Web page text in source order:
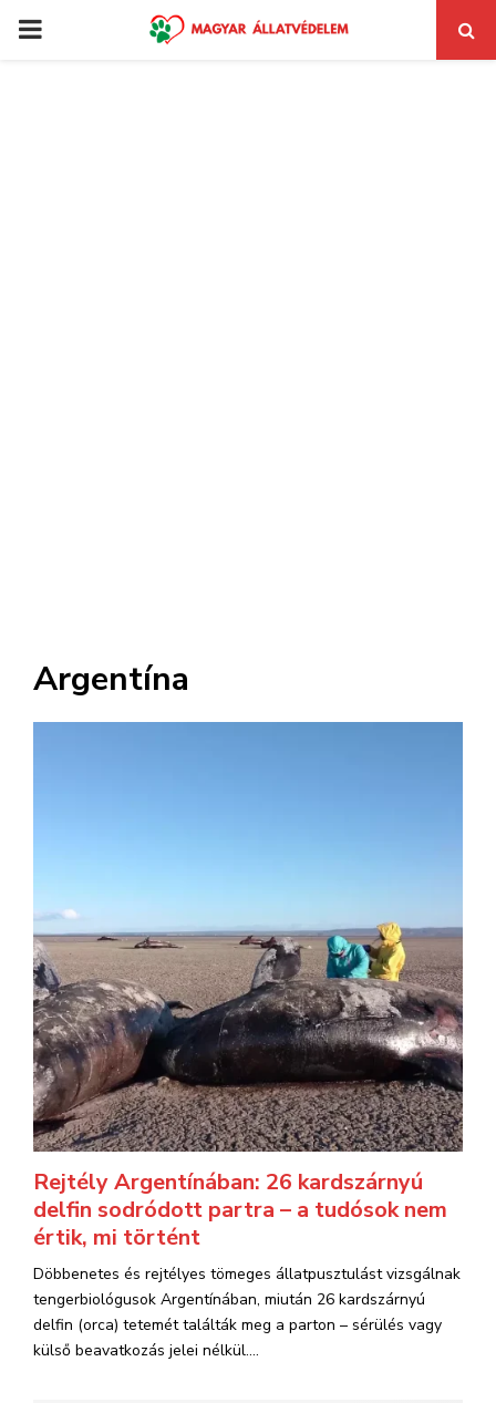
PRIMARY
Argentína
Rejtély Argentínában: 26 kardszárnyú
delfin sodródott partra – a tudósok nem
értik, mi történt
Döbbenetes és rejtélyes tömeges állatpusztulást vizsgálnak
tengerbiológusok Argentínában, miután 26 kardszárnyú
delfin (orca) tetemét találták meg a parton – sérülés vagy
külső beavatkozás jelei nélkül....